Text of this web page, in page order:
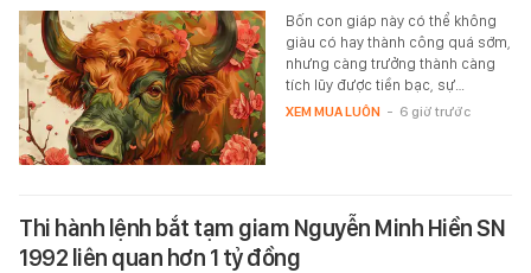
Bốn con giáp này có thể không
giàu có hay thành công quá sớm,
nhưng càng trưởng thành càng
tích lũy được tiền bạc, sự…
XEM MUA LUÔN - 6 giờ trước
Thi hành lệnh bắt tạm giam Nguyễn Minh Hiền SN
1992 liên quan hơn 1 tỷ đồng